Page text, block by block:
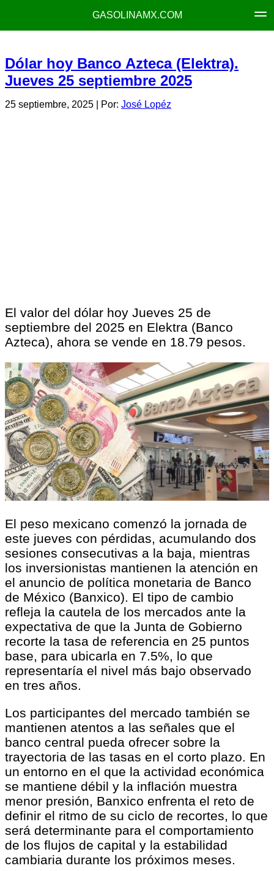
GASOLINAMX.COM
Dólar hoy Banco Azteca (Elektra).
Jueves 25 septiembre 2025
25 septiembre, 2025 | Por: José Lopéz
El valor del dólar hoy Jueves 25 de
septiembre del 2025 en Elektra (Banco
Azteca), ahora se vende en 18.79 pesos.
El peso mexicano comenzó la jornada de
este jueves con pérdidas, acumulando dos
sesiones consecutivas a la baja, mientras
los inversionistas mantienen la atención en
el anuncio de política monetaria de Banco
de México (Banxico). El tipo de cambio
refleja la cautela de los mercados ante la
expectativa de que la Junta de Gobierno
recorte la tasa de referencia en 25 puntos
base, para ubicarla en 7.5%, lo que
representaría el nivel más bajo observado
en tres años.
Los participantes del mercado también se
mantienen atentos a las señales que el
banco central pueda ofrecer sobre la
trayectoria de las tasas en el corto plazo. En
un entorno en el que la actividad económica
se mantiene débil y la inflación muestra
menor presión, Banxico enfrenta el reto de
definir el ritmo de su ciclo de recortes, lo que
será determinante para el comportamiento
de los flujos de capital y la estabilidad
cambiaria durante los próximos meses.